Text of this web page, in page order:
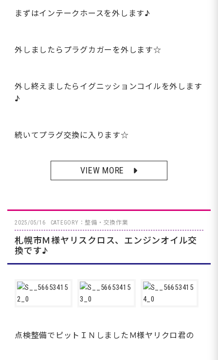
まずはインテークホースを外します♪
外しましたらプラグカガーを外します☆
外し終えましたらイグニッションコイルを外します
♪
続いてプラグ交換に入ります☆
VIEW MORE
2025/05/16 CATEGORY：整備・交換作業
札幌市Ｍ様ヤリスクロス、エンジンオイル交
換です♪
点検整備でピットＩＮしましたＭ様ヤリクロ君の